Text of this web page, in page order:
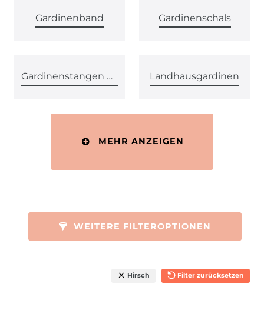
Gardinenband Gardinenschals
Gardinenstangen & Zubehör Landhausgardinen
MEHR ANZEIGEN
WEITERE FILTEROPTIONEN
Hirsch Filter zurücksetzen